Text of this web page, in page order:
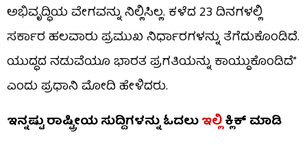
ಅಭಿವೃದ್ಧಿಯ ವೇಗವನ್ನು ನಿಲ್ಲಿಸಿಲ್ಲ. ಕಳೆದ 23 ದಿನಗಳಲ್ಲಿ
ಸರ್ಕಾರ ಹಲವಾರು ಪ್ರಮುಖ ನಿರ್ಧಾರಗಳನ್ನು ತೆಗೆದುಕೊಂಡಿದೆ.
ಯುದ್ಧದ ನಡುವೆಯೂ ಭಾರತ ಪ್ರಗತಿಯನ್ನು ಕಾಯ್ದುಕೊಂಡಿದೆ”
ಎಂದು ಪ್ರಧಾನಿ ಮೋದಿ ಹೇಳಿದರು.
ಇನ್ನಷ್ಟು ರಾಷ್ಟ್ರೀಯ ಸುದ್ದಿಗಳನ್ನು ಓದಲುಇಲ್ಲಿಕ್ಲಿಕ್ ಮಾಡಿ